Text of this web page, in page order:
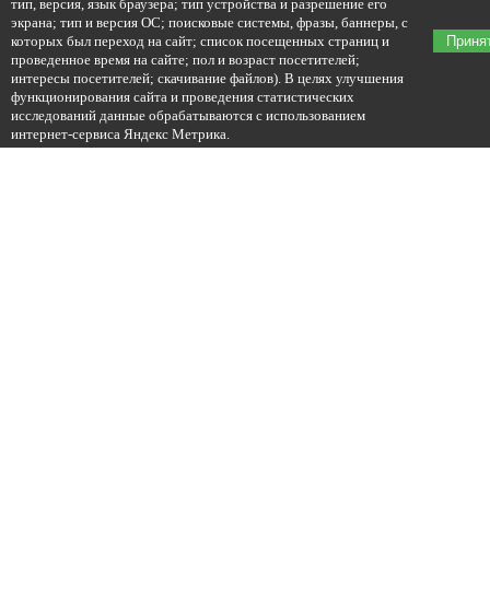
тип, версия, язык браузера; тип устройства и разрешение его
экрана; тип и версия ОС; поисковые системы, фразы, баннеры, с
которых был переход на сайт; список посещенных страниц и
проведенное время на сайте; пол и возраст посетителей;
интересы посетителей; скачивание файлов). В целях улучшения
функционирования сайта и проведения статистических
исследований данные обрабатываются с использованием
интернет-сервиса Яндекс Метрика.